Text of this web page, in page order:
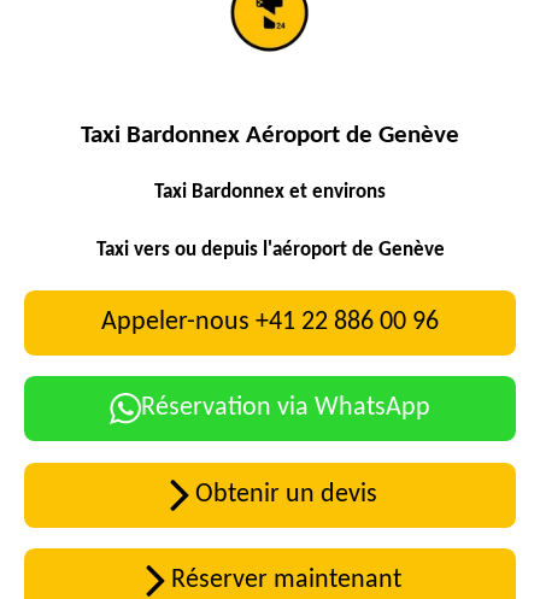
Taxi Bardonnex Aéroport de Genève
Taxi Bardonnex et environs
Taxi vers ou depuis l'aéroport de Genève
Appeler-nous +41 22 886 00 96
Réservation via WhatsApp
Obtenir un devis
Réserver maintenant